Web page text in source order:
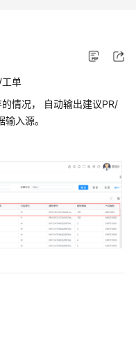
单
情况， 自动输出建议PR/
入源。